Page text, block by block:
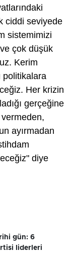
ciddi seviyede
sistemimizi
çok düşük
Kerim
politikalara
Her krizin
gerçeğine
ayırmadan
diye
gün: 6
liderleri